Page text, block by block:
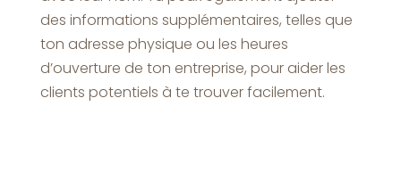
des informations supplémentaires, telles que
ton adresse physique ou les heures
d’ouverture de ton entreprise, pour aider les
clients potentiels à te trouver facilement.